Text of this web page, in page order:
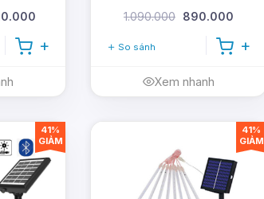
1.090.000 890.000
So sánh
Xem nhanh
41%
GIẢM
41%
GIẢM